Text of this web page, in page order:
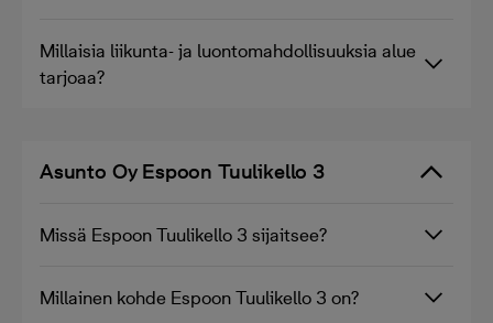
Millaisia liikunta- ja luontomahdollisuuksia alue
tarjoaa?
Asunto Oy Espoon Tuulikello 3
Missä Espoon Tuulikello 3 sijaitsee?
Millainen kohde Espoon Tuulikello 3 on?